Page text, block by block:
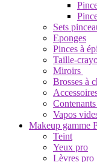
Sets
Eponges
Pinces à
Taille-
Miroirs
Brosses à
Vapos
Makeup gamme
Teint
Yeux pro
Lèvres pro